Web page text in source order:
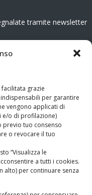
grazie
per garantire
vengono applicati di
e/o di profilazione)
previo tuo consenso
o revocare il tuo
“Visualizza le
a tutti i cookies.
alto) per continuare senza
tramite newsletter
il Tribunale di
responsabile: